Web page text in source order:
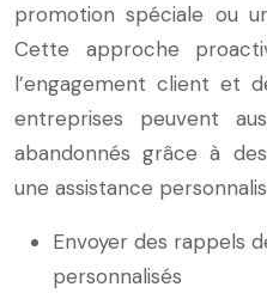
promotion spéciale ou
Cette approche
l’engagement client et
entreprises peuvent
abandonnés grâce à
une assistance
Envoyer des rappels
personnalisés